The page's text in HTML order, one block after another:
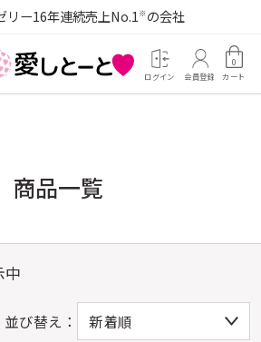
リー16年連続売上No.1 ※の会社
ログイン 会員登録 カート
0
商品一覧
中
並び替え：